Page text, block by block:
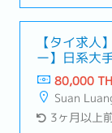
空および海上貨物輸送 ・倉庫保管
サービス ・クロスボーダー物流 ・国際引越しサービス
【業務内容
物流サービス
顧客ニーズの
提案・輸出入
ポート・ 社
との連携・上
【タイ求人
ー】日系大
かせる！福
80,000
Suan
3ヶ月以上